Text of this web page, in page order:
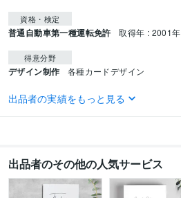
資格・検定
普通自動車第一種運転免許 取得年 : 2001年
得意分野
デザイン制作 各種カードデザイン
語学力
出品者の実績をもっと見る
出品者のその他の人気サービス